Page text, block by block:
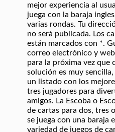
mejor experiencia al
juega con la baraja
varias rondas. Tu
no será publicada. Los
están marcados con *.
correo electrónico y
para la próxima vez que
solución es muy
un listado con los
tres jugadores para
amigos. La Escoba o
de cartas para dos, tres
se juega con una baraja
variedad de juegos de